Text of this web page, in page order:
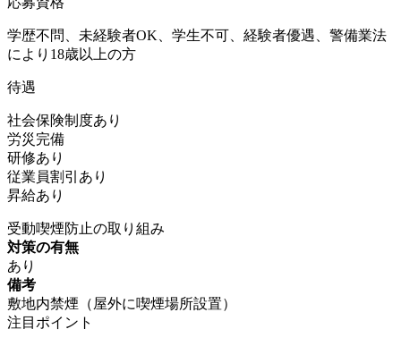
学歴不問、未経験者OK、学生不可、経験者優遇、警備業法
により18歳以上の方
待遇
社会保険制度あり
労災完備
研修あり
従業員割引あり
昇給あり
受動喫煙防止の取り組み
対策の有無
あり
備考
敷地内禁煙（屋外に喫煙場所設置）
注目ポイント